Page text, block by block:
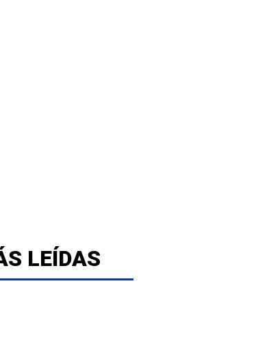
LEÍDAS